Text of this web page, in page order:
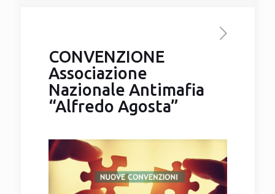
CONVENZIONE
Associazione
Nazionale Antimafia
“Alfredo Agosta”